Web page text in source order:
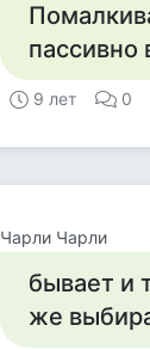
пассивно
9 лет 0
Чарли Чарли
бывает и
же